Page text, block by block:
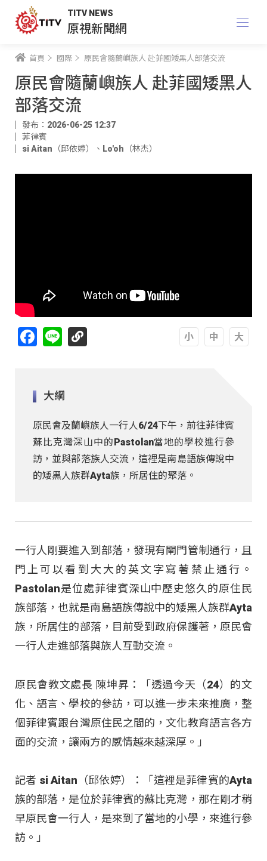
TITV NEWS
原視新聞網
首頁 國際 原民會隨蘭嶼族人 赴菲國矮黑人部落交流
原民會隨蘭嶼族人 赴菲國矮黑人
部落交流
發布：2026-06-25 12:37
菲律賓
si Aitan（邱依婷）
、 Lo'oh（林杰）
Facebook
Line
大綱
原民會及蘭嶼族人一行人6/24下午，前往菲律賓
蘇比克灣深山中的Pastolan當地的學校進行參
訪，並與部落族人交流，這裡是南島語族傳說中
的矮黑人族群Ayta族，所居住的聚落。
一行人剛要進入到部落，發現有閘門管制通行，且
門上可以看到大大的英文字寫著禁止通行。
Pastolan是位處菲律賓深山中歷史悠久的原住民
族部落，也就是南島語族傳說中的矮黑人族群Ayta
族，所居住的部落，目前受到政府保護著，原民會
一行人走進部落與族人互動交流。
原民會教文處長 陳坤昇：「透過今天（24）的文
化、語言、學校的參訪，可以進一步未來推廣，整
個菲律賓跟台灣原住民之間的，文化教育語言各方
面的交流，讓兩方的感情越來越深厚 。」
記者 si Aitan（邱依婷）：「這裡是菲律賓的Ayta
族的部落，是位於菲律賓的蘇比克灣，那在剛才稍
早原民會一行人，是來到了當地的小學，來進行參
訪。」